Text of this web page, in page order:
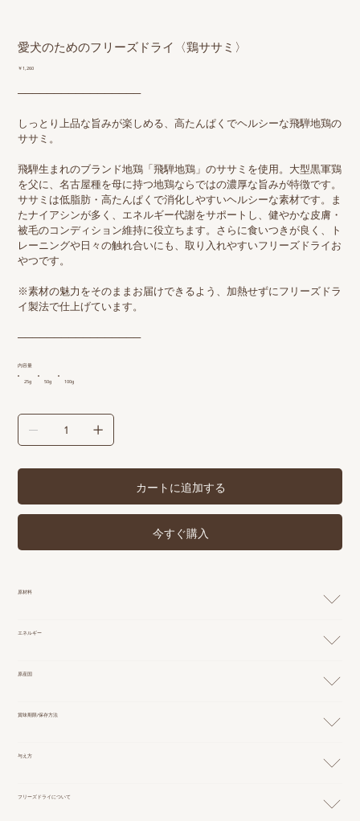
愛犬のためのフリーズドライ〈鶏ササミ〉
価
￥1,260
─────────────────
しっとり上品な旨みが楽しめる、高たんぱくでヘルシーな飛騨地鶏の
ササミ。
飛騨生まれのブランド地鶏「飛騨地鶏」のササミを使用。大型黒軍鶏
を父に、名古屋種を母に持つ地鶏ならではの濃厚な旨みが特徴です。
ササミは低脂肪・高たんぱくで消化しやすいヘルシーな素材です。ま
たナイアシンが多く、エネルギー代謝をサポートし、健やかな皮膚・
被毛のコンディション維持に役立ちます。さらに食いつきが良く、ト
レーニングや日々の触れ合いにも、取り入れやすいフリーズドライお
やつです。
※素材の魅力をそのままお届けできるよう、加熱せずにフリーズドラ
イ製法で仕上げています。
─────────────────
25g 50g 100g
内容量
カートに追加する
今すぐ購入
原材料
エネルギー
原産国
賞味期限/保存方法
与え方
フリーズドライについて